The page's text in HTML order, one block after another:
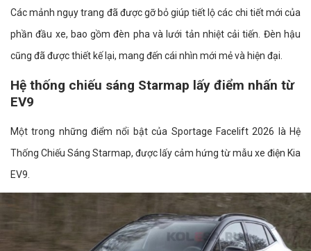
Các mảnh ngụy trang đã được gỡ bỏ giúp tiết lộ các chi tiết mới của
phần đầu xe, bao gồm đèn pha và lưới tản nhiệt cải tiến. Đèn hậu
cũng đã được thiết kế lại, mang đến cái nhìn mới mẻ và hiện đại.
Hệ thống chiếu sáng Starmap lấy điểm nhấn từ
EV9
Một trong những điểm nổi bật của Sportage Facelift 2026 là Hệ
Thống Chiếu Sáng Starmap, được lấy cảm hứng từ mẫu xe điện Kia
EV9.